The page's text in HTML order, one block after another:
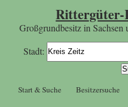
Rittergüter-
Großgrundbesitz in Sachsen
Stadt:
Start & Suche Besitzersuche